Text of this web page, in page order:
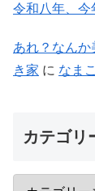
令和八年、今
あれ？なん
き家 に なま
カテゴリ